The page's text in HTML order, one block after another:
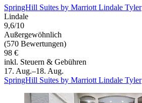
SpringHill Suites by Marriott Lindale Tyler
Lindale
9,6/10
Außergewöhnlich
(570 Bewertungen)
98 €
inkl. Steuern & Gebühren
17. Aug.–18. Aug.
SpringHill Suites by Marriott Lindale Tyler